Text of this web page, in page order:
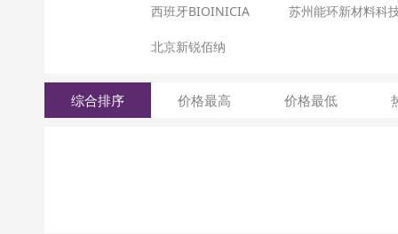
西班牙BIOINICIA 苏州能环新材料科
北京新锐佰纳
综合排序 价格最高 价格最低